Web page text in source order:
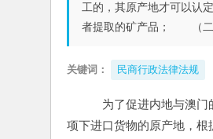
工的，其原产地才可以认
者提取的矿产品； （二
关键词： 民商行政法律法规
为了促进内地与澳门
项下进口货物的原产地，